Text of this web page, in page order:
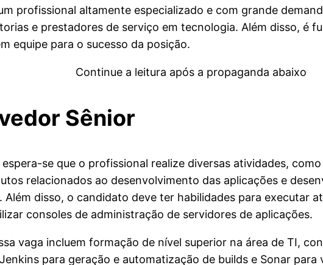
profissional altamente especializado e com grande
e prestadores de serviço em tecnologia. Além disso, é
equipe para o sucesso da posição.
Continue a leitura após a propaganda abaixo
Sênior
se que o profissional realize diversas atividades,
relacionados ao desenvolvimento das aplicações e
disso, o candidato deve ter habilidades para executar
consoles de administração de servidores de aplicações.
vaga incluem formação de nível superior na área de TI,
para geração e automatização de builds e Sonar para